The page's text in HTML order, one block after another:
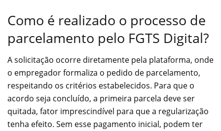
Como é realizado o processo de
parcelamento pelo FGTS Digital?
A solicitação ocorre diretamente pela plataforma, onde
o empregador formaliza o pedido de parcelamento,
respeitando os critérios estabelecidos. Para que o
acordo seja concluído, a primeira parcela deve ser
quitada, fator imprescindível para que a regularização
tenha efeito. Sem esse pagamento inicial, podem ter